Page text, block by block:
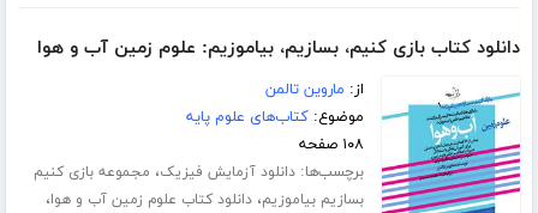
دانلود کتاب بازی کنیم، بسازیم، بیاموزیم: علوم زمین آب و هوا
از: ماروین تالمن
موضوع:کتاب‌های علوم پایه
۱۰۸ صفحه
برچسب‌ها:دانلود آزمایش فیزیک، مجموعه بازی کنیم
بسازیم بیاموزیم،دانلود کتاب علوم زمین آب و هوا،